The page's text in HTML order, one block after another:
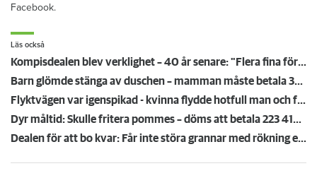
Facebook.
Läs också
Kompisdealen blev verklighet – 40 år senare: "Flera fina fördelar med att dela bostad"
Barn glömde stänga av duschen – mamman måste betala 300 000
Flyktvägen var igenspikad - kvinna flydde hotfull man och föll från balkong
Dyr måltid: Skulle fritera pommes – döms att betala 223 419 kronor för köksbrand
Dealen för att bo kvar: Får inte störa grannar med rökning eller utsätta dem för brandfara